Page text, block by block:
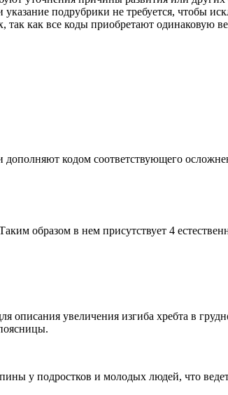
указание подрубрики не требуется, чтобы
так как все коды приобретают одинаковую
кодом соответствующего
образом в нем присутствует 4
увеличения изгиба хребта в
у подростков и молодых людей, что